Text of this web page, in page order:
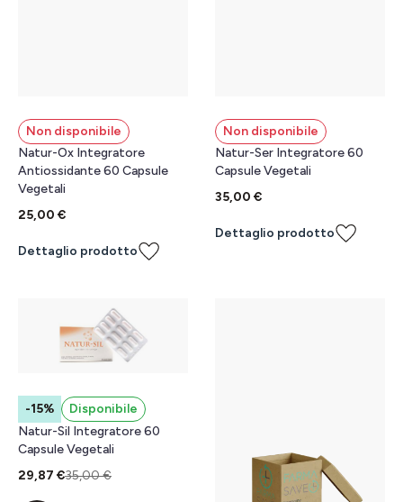
Non disponibile
Natur-Ox Integratore
Antiossidante 60 Capsule
Vegetali
25,00 €
Dettaglio prodotto
Non disponibile
Natur-Ser Integratore 60
Capsule Vegetali
35,00 €
Dettaglio prodotto
-15%
Disponibile
Natur-Sil Integratore 60
Capsule Vegetali
29,87 €35,00 €